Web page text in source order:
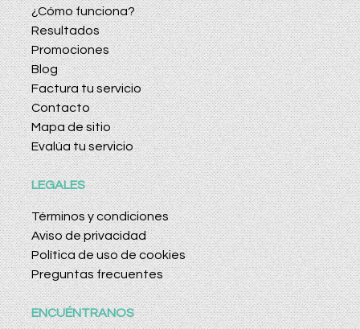
¿Cómo funciona?
Resultados
Promociones
Blog
Factura tu servicio
Contacto
Mapa de sitio
Evalúa tu servicio
LEGALES
Términos y condiciones
Aviso de privacidad
Política de uso de cookies
Preguntas frecuentes
ENCUÉNTRANOS